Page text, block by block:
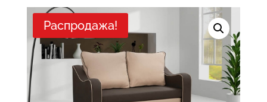
Распродажа!